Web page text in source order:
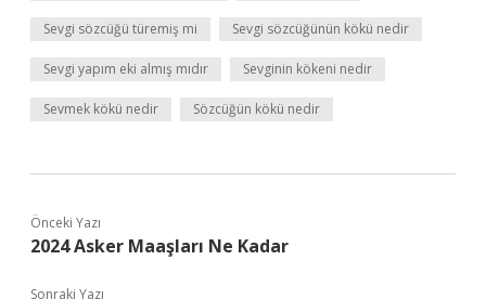
Sevgi sözcüğü türemiş mi Sevgi sözcüğünün kökü nedir
Sevgi yapım eki almış mıdır Sevginin kökeni nedir
Sevmek kökü nedir Sözcüğün kökü nedir
Önceki Yazı
2024 Asker Maaşları Ne Kadar
Sonraki Yazı